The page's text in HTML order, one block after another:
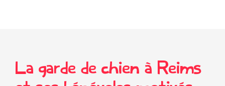
La garde de chien à Reims